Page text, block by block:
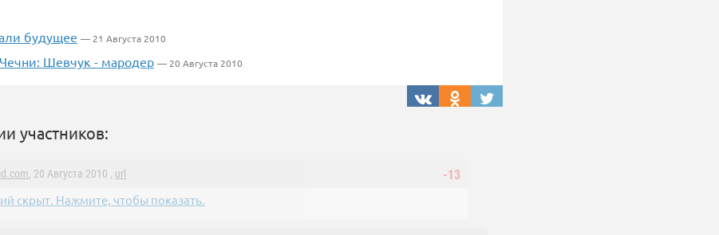
будущее — 21 Августа 2010
Шевчук - мародер — 20 Августа 2010
участников:
-13
, 20 Августа 2010 , url
скрыт. Нажмите, чтобы показать.